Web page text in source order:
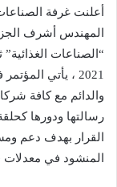
أعلنت غرفة
المهندس أشرف
2021 ، يأتي
والدائم مع كافة
رسالتها ودورها
القرار بهدف دعم
المنشود في